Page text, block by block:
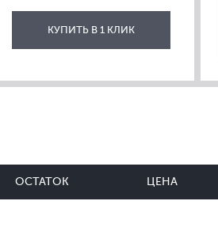
ОТПРАВИТЬ
КУПИТЬ В 1 КЛИК
ОСТАТОК ЦЕНА